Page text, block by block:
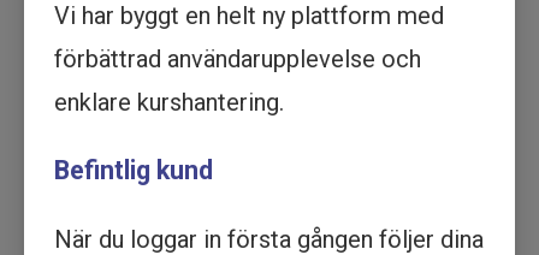
Vi har byggt en helt ny plattform med
förbättrad användarupplevelse och
enklare kurshantering.
Befintlig kund
När du loggar in första gången följer dina